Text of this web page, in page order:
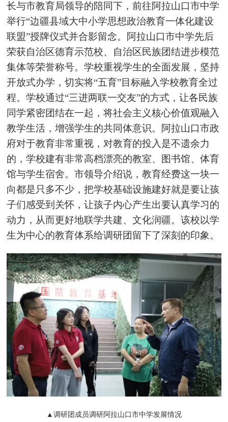
长与市教育局领导的陪同下，前往阿拉山口市中学
举行“边疆县域大中小学思想政治教育一体化建设
联盟”授牌仪式并合影留念。阿拉山口市中学先后
荣获自治区德育示范校、自治区民族团结进步模范
集体等荣誉称号。学校重视学生的全面发展，坚持
开放式办学，切实将“五育”目标融入学校教育全过
程。学校通过“三进两联一交友”的方式，让各民族
同学紧密团结在一起，将社会主义核心价值观融入
教学生活，增强学生的共同体意识。阿拉山口市政
府对于教育非常重视，对教育的投入是不遗余力
的，学校建有非常高档漂亮的教室、图书馆、体育
馆与学生宿舍。市领导介绍说，教育经费这一块一
向都是只多不少，把学校基础设施建好就是要让孩
子们感受到关怀，让孩子内心产生出要认真学习的
动力，从而更好地联学共建、文化润疆。该校以学
生为中心的教育体系给调研团留下了深刻的印象。
▲调研团成员调研阿拉山口市中学发展情况